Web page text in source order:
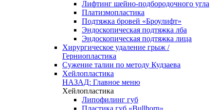
Лифтинг шейно-подбородочного угла
Платизмопластика
Подтяжка бровей «Броулифт»
Эндоскопическая подтяжка лба
Эндоскопическая подтяжка лица
Хирургическое удаление грыж /
Герниопластика
Сужение талии по методу Кудзаева
Хейлопластика
НАЗАД: Главное меню
Хейлопластика
Липофилинг губ
Пластика губ «Bullhorn»